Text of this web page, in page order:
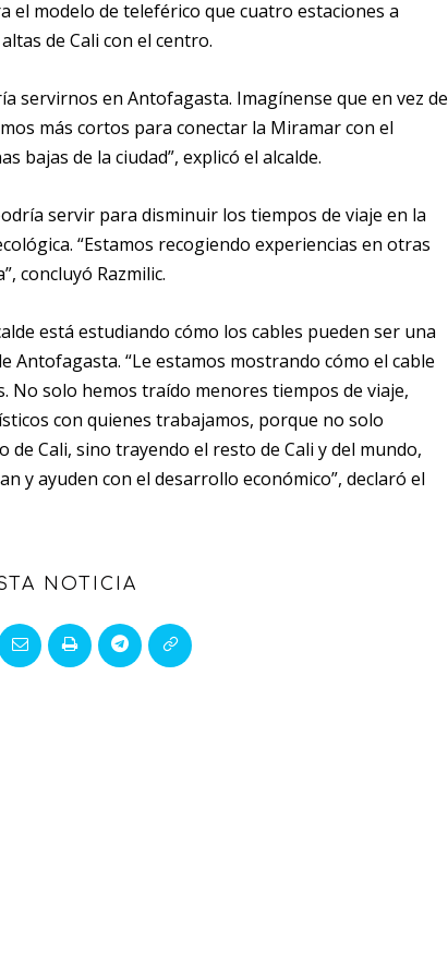
el modelo de teleférico que cuatro estaciones a
de Cali con el centro.
servirnos en Antofagasta. Imagínense que en vez de
más cortos para conectar la Miramar con el
bajas de la ciudad”, explicó el alcalde.
servir para disminuir los tiempos de viaje en la
“Estamos recogiendo experiencias en otras
concluyó Razmilic.
está estudiando cómo los cables pueden ser una
“Le estamos mostrando cómo el cable
No solo hemos traído menores tiempos de viaje,
con quienes trabajamos, porque no solo
Cali, sino trayendo el resto de Cali y del mundo,
y ayuden con el desarrollo económico”, declaró el
NOTICIA